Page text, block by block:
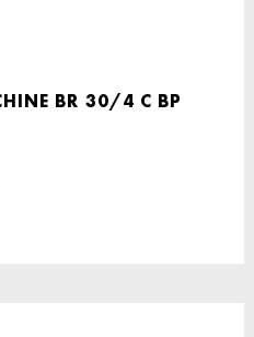
BR 30/4 C BP